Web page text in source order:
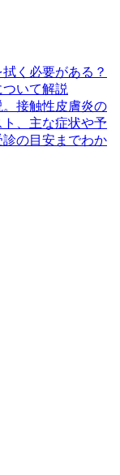
く必要がある？
ついて解説
接触性皮膚炎の
、主な症状や予
の目安までわか